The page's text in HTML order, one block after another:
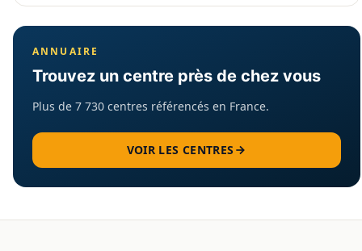
ANNUAIRE
Trouvez un centre près de chez vous
Plus de 7 730 centres référencés en France.
VOIR LES CENTRES